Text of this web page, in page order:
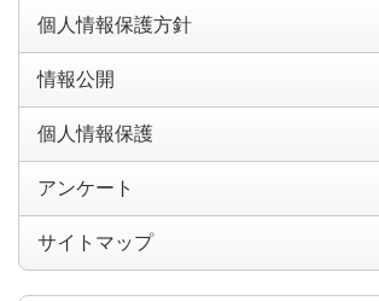
個人情報保護方針
情報公開
個人情報保護
アンケート
サイトマップ